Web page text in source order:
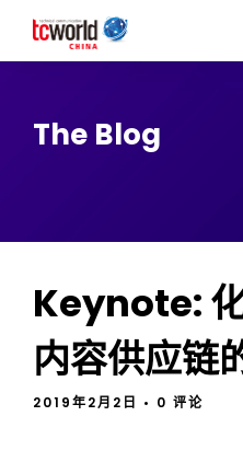
The Blog
Keynote:
内容供应链
2019年2月2日 • 0 评论